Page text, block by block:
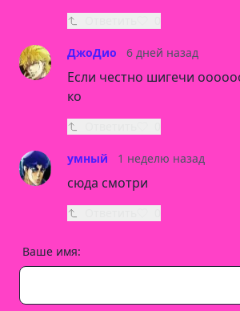
ДжоДио 6 дней назад
Если честно шигечи
ко
умный 1 неделю назад
сюда смотри
Ваше имя: